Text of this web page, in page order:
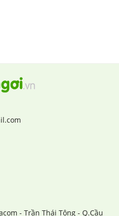
- Trần Thái Tông - Q.Cầu